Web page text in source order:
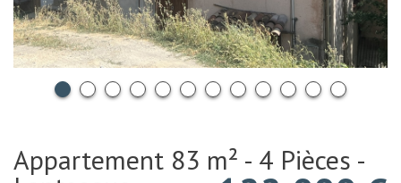
Appartement 83 m² - 4 Pièces -